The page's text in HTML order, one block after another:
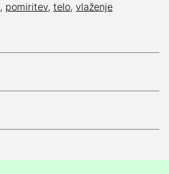
, pomiritev, telo, vlaženje